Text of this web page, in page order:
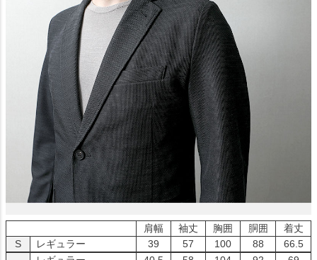
肩幅 袖丈 胸囲 胴囲
着丈
S
レギュラー 39 57 100 88 66.5